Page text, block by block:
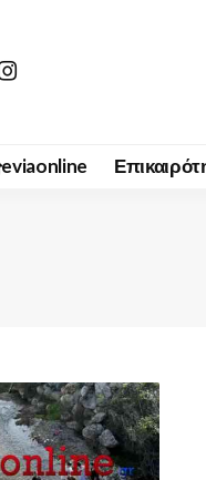
eviaonline